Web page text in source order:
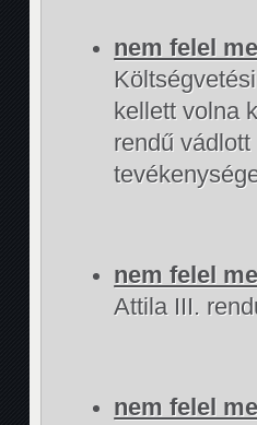
nem felel
kellett volna
rendű
nem felel
Attila III.
nem felel